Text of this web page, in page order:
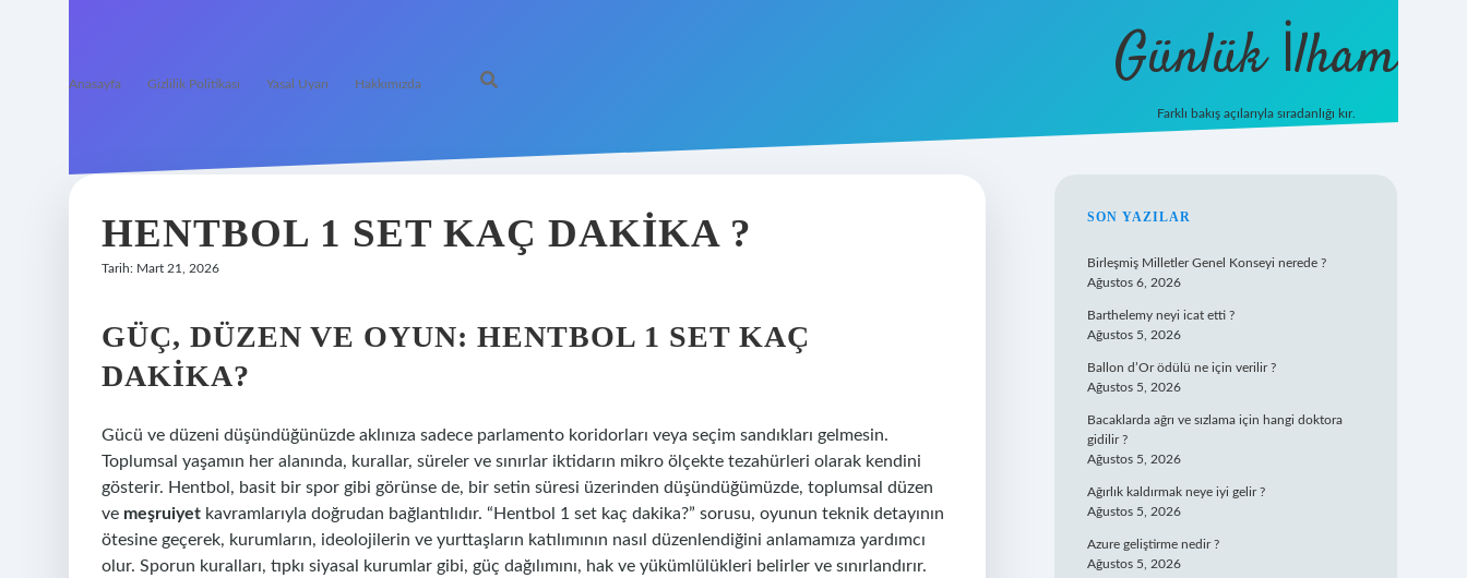
Anasayfa Gizlilik Politikası Yasal Uyarı Hakkımızda Günlük İlham
Farklı bakış açılarıyla sıradanlığı kır.
HENTBOL 1 SET KAÇ DAKIKA ?
Tarih: Mart 21, 2026
GÜÇ, DÜZEN VE OYUN: HENTBOL 1 SET KAÇ
DAKIKA?
Gücü ve düzeni düşündüğünüzde aklınıza sadece parlamento koridorları veya seçim sandıkları gelmesin.
Toplumsal yaşamın her alanında, kurallar, süreler ve sınırlar iktidarın mikro ölçekte tezahürleri olarak kendini
gösterir. Hentbol, basit bir spor gibi görünse de, bir setin süresi üzerinden düşündüğümüzde, toplumsal düzen
ve meşruiyet kavramlarıyla doğrudan bağlantılıdır. “Hentbol 1 set kaç dakika?” sorusu, oyunun teknik detayının
ötesine geçerek, kurumların, ideolojilerin ve yurttaşların katılımının nasıl düzenlendiğini anlamamıza yardımcı
olur. Sporun kuralları, tıpkı siyasal kurumlar gibi, güç dağılımını, hak ve yükümlülükleri belirler ve sınırlandırır.
SIDEBAR
SON YAZILAR
Birleşmiş Milletler Genel Konseyi nerede ?
Ağustos 6, 2026
Barthelemy neyi icat etti ?
Ağustos 5, 2026
Ballon d’Or ödülü ne için verilir ?
Ağustos 5, 2026
Bacaklarda ağrı ve sızlama için hangi doktora
gidilir ?
Ağustos 5, 2026
Ağırlık kaldırmak neye iyi gelir ?
Ağustos 5, 2026
Azure geliştirme nedir ?
Ağustos 5, 2026